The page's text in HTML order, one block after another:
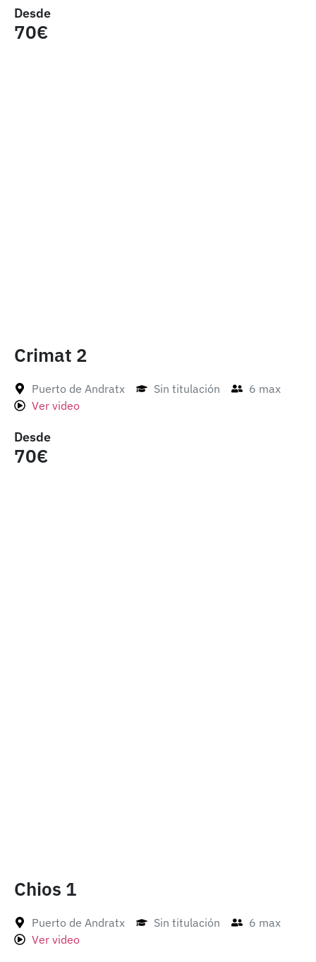
Desde
70€
Crimat 2
Puerto de Andratx Sin titulación
6 max
Ver video
Desde
70€
Chios 1
Puerto de Andratx Sin titulación
6 max
Ver video